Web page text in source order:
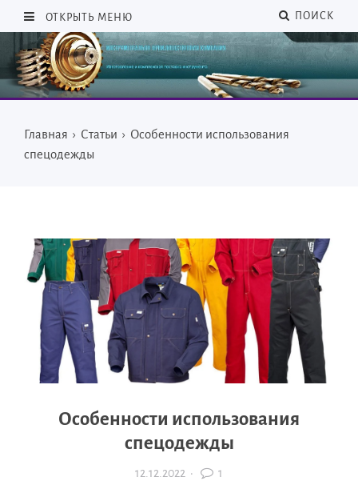
ОТКРЫТЬ МЕНЮ ПОИСК
Главная › Статьи › Особенности использования
спецодежды
Особенности использования
спецодежды
12.12.2022 · 1